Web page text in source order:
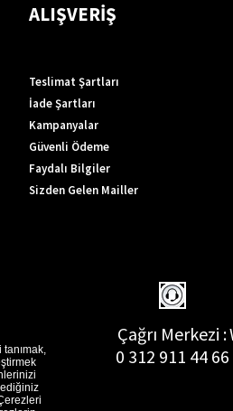
ALIŞVERİŞ
Teslimat Şartları
İade Şartları
Kampanyalar
Güvenli Ödeme
Faydalı Bilgiler
Sizden Gelen Mailler
Çağrı Merkezi :
0 312 911 44 66
tanımak,